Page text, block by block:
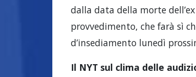
dalla data della morte
provvedimento, che farà sì
d’insediamento lunedì
Il NYT sul clima delle